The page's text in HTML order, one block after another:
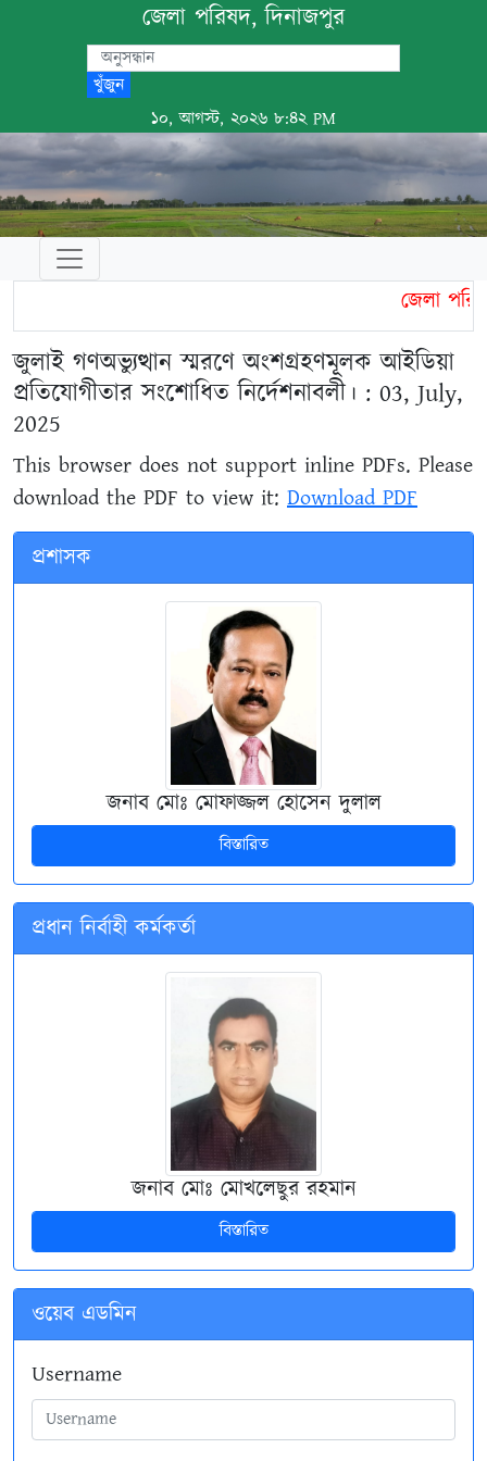
জেলা পরিষদ, দিনাজপুর
খুঁজুন
১০, আগস্ট, ২০২৬ ৮:৪২ PM
জেলা
জুলাই গণঅভ্যুত্থান স্মরণে অংশগ্রহণমূলক আইডিয়া
প্রতিযোগীতার সংশোধিত নির্দেশনাবলী। : 03, July,
2025
This browser does not support inline PDFs. Please
download the PDF to view it: Download PDF
প্রশাসক
জনাব মোঃ মোফাজ্জল হোসেন দুলাল
বিস্তারিত
প্রধান নির্বাহী কর্মকর্তা
জনাব মোঃ মোখলেছুর রহমান
বিস্তারিত
ওয়েব এডমিন
Username